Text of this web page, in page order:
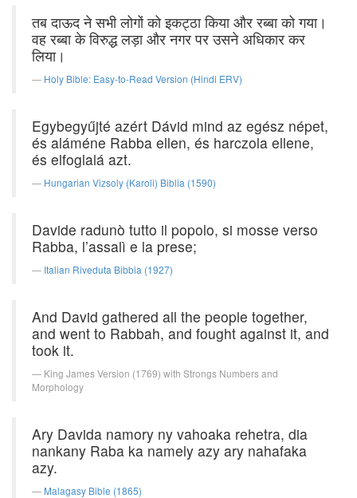
तब दाऊद ने सभी लोगों को इकट्ठा किया और रब्बा को गया।
वह रब्बा के विरुद्ध लड़ा और नगर पर उसने अधिकार कर
लिया।
Holy Bible: Easy-to-Read Version (Hindi ERV)
Egybegyűjté azért Dávid mind az egész népet,
és aláméne Rabba ellen, és harczola ellene,
és elfoglalá azt.
Hungarian Vizsoly (Karoli) Biblia (1590)
Davide radunò tutto il popolo, si mosse verso
Rabba, l’assalì e la prese;
Italian Riveduta Bibbia (1927)
And David gathered all the people together,
and went to Rabbah, and fought against it, and
took it.
King James Version (1769) with Strongs Numbers and
Morphology
Ary Davida namory ny vahoaka rehetra, dia
nankany Raba ka namely azy ary nahafaka
azy.
Malagasy Bible (1865)